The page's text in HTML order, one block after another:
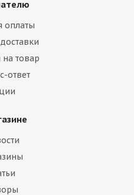
оплаты
на товар
ответ